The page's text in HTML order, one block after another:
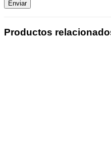
Productos